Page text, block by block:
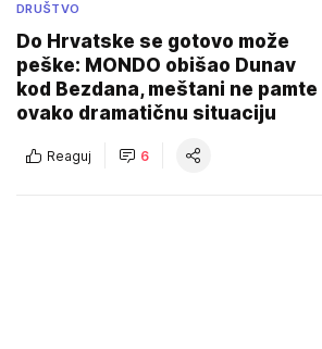
DRUŠTVO
Do Hrvatske se gotovo može
peške: MONDO obišao Dunav
kod Bezdana, meštani ne pamte
ovako dramatičnu situaciju
Reaguj 6